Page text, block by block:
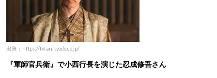
出典：https://tvfan.kyodo.co.jp/
『軍師官兵衛』で小西行長を演じた忍成修吾さん